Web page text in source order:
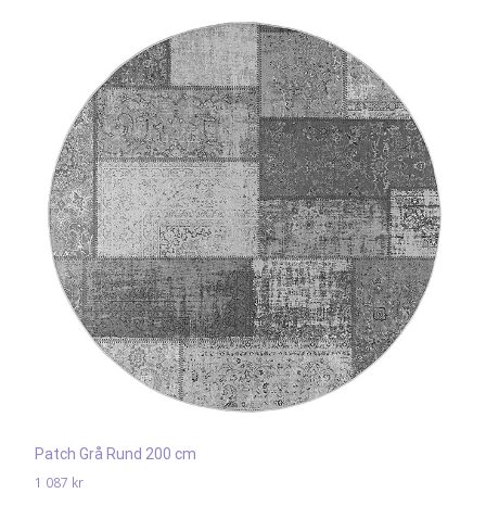
Patch Grå Rund 200 cm
1 087 kr